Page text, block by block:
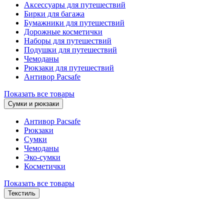
Аксессуары для путешествий
Бирки для багажа
Бумажники для путешествий
Дорожные косметички
Наборы для путешествий
Подушки для путешествий
Чемоданы
Рюкзаки для путешествий
Антивор Pacsafe
Показать все товары
Сумки и рюкзаки
Антивор Pacsafe
Рюкзаки
Сумки
Чемоданы
Эко-сумки
Косметички
Показать все товары
Текстиль